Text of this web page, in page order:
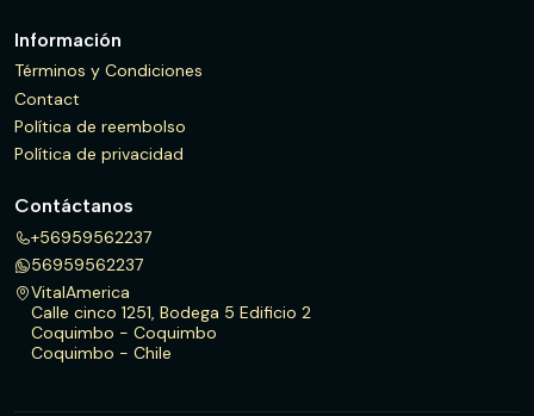
Información
Términos y Condiciones
Contact
Política de reembolso
Política de privacidad
Contáctanos
+56959562237
56959562237
VitalAmerica
Calle cinco 1251, Bodega 5 Edificio 2
Coquimbo - Coquimbo
Coquimbo - Chile